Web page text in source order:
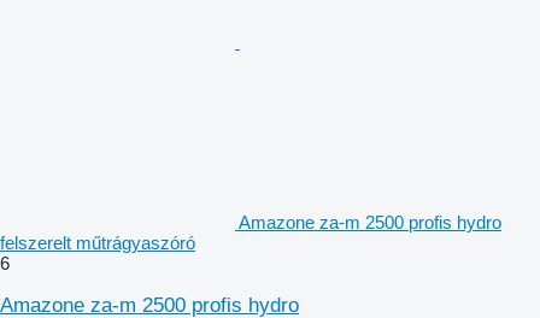
Amazone za-m 2500 profis hydro
felszerelt műtrágyaszóró
6
Amazone za-m 2500 profis hydro